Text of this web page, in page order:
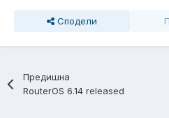
Сподели
Предишна
RouterOS 6.14 released